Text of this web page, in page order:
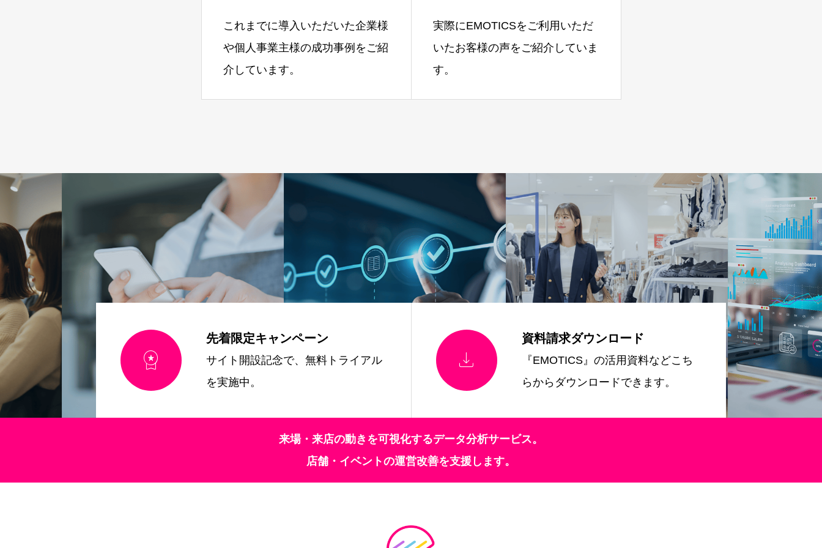
これまでに導入いただいた企業様
や個人事業主様の成功事例をご紹
介しています。
実際にEMOTICSをご利用いただ
いたお客様の声をご紹介していま
す。

先着限定キャンペーン
サイト開設記念で、無料トライアル
を実施中。

資料請求ダウンロード
『EMOTICS』の活用資料などこち
らからダウンロードできます。
来場・来店の動きを可視化するデータ分析サービス。
店舗・イベントの運営改善を支援します。